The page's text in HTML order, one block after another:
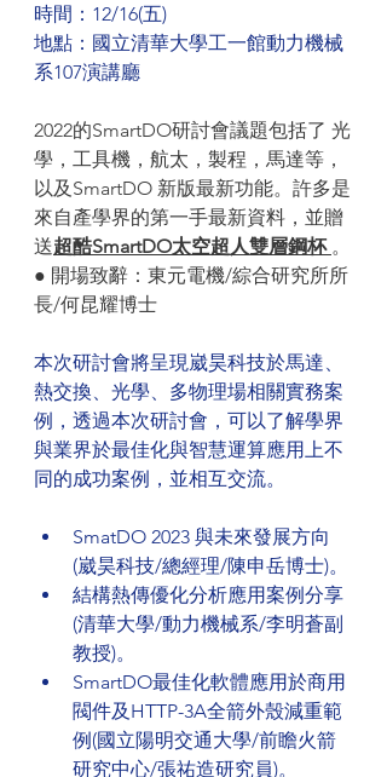
時間：12/16(五)
地點：國立清華大學工一館動力機械
系107演講廳
2022的SmartDO研討會議題包括了 光
學，工具機，航太，製程，馬達等，
以及SmartDO 新版最新功能。許多是
來自產學界的第一手最新資料，並贈
送超酷SmartDO太空超人雙層鋼杯 。
● 開場致辭：東元電機/綜合研究所所
長/何昆耀博士
本次研討會將呈現崴昊科技於馬達、
熱交換、光學、多物理場相關實務案
例，透過本次研討會，可以了解學界
與業界於最佳化與智慧運算應用上不
同的成功案例，並相互交流。
SmatDO 2023 與未來發展方向
(崴昊科技/總經理/陳申岳博士)。
結構熱傳優化分析應用案例分享
(清華大學/動力機械系/李明蒼副
教授)。
SmartDO最佳化軟體應用於商用
閥件及HTTP-3A全箭外殼減重範
例(國立陽明交通大學/前瞻火箭
研究中心/張祐造研究員)。